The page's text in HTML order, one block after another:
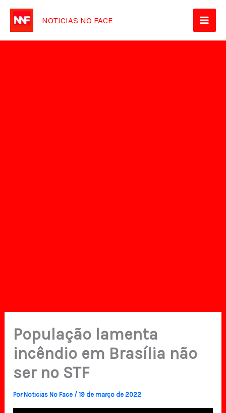
para
NOTICIAS NO FACE
População lamenta
incêndio em Brasília não
ser no STF
PorNoticias No Face /19 de março de 2022